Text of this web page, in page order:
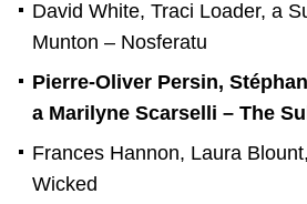
David White, Traci Loader, a
Munton – Nosferatu
Pierre-Oliver Persin,
a Marilyne Scarselli – The
Frances Hannon, Laura
Wicked